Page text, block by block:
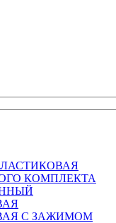
КОМПЛЕКТА
С ЗАЖИМОМ